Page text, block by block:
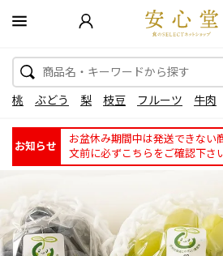
桃 ぶどう 梨 枝豆 フルーツ 牛肉
お知らせ
お盆休み期間中は発送できない
文前に必ずこちらをご確認下さ